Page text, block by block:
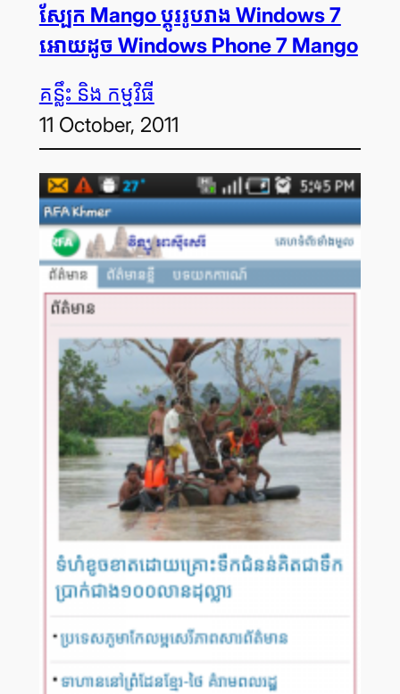
ស្បែក Mango ប្ដូររូបរាង Windows 7
អោយដូច Windows Phone 7 Mango
គន្លឹះ និង កម្មវិធី
11 October, 2011